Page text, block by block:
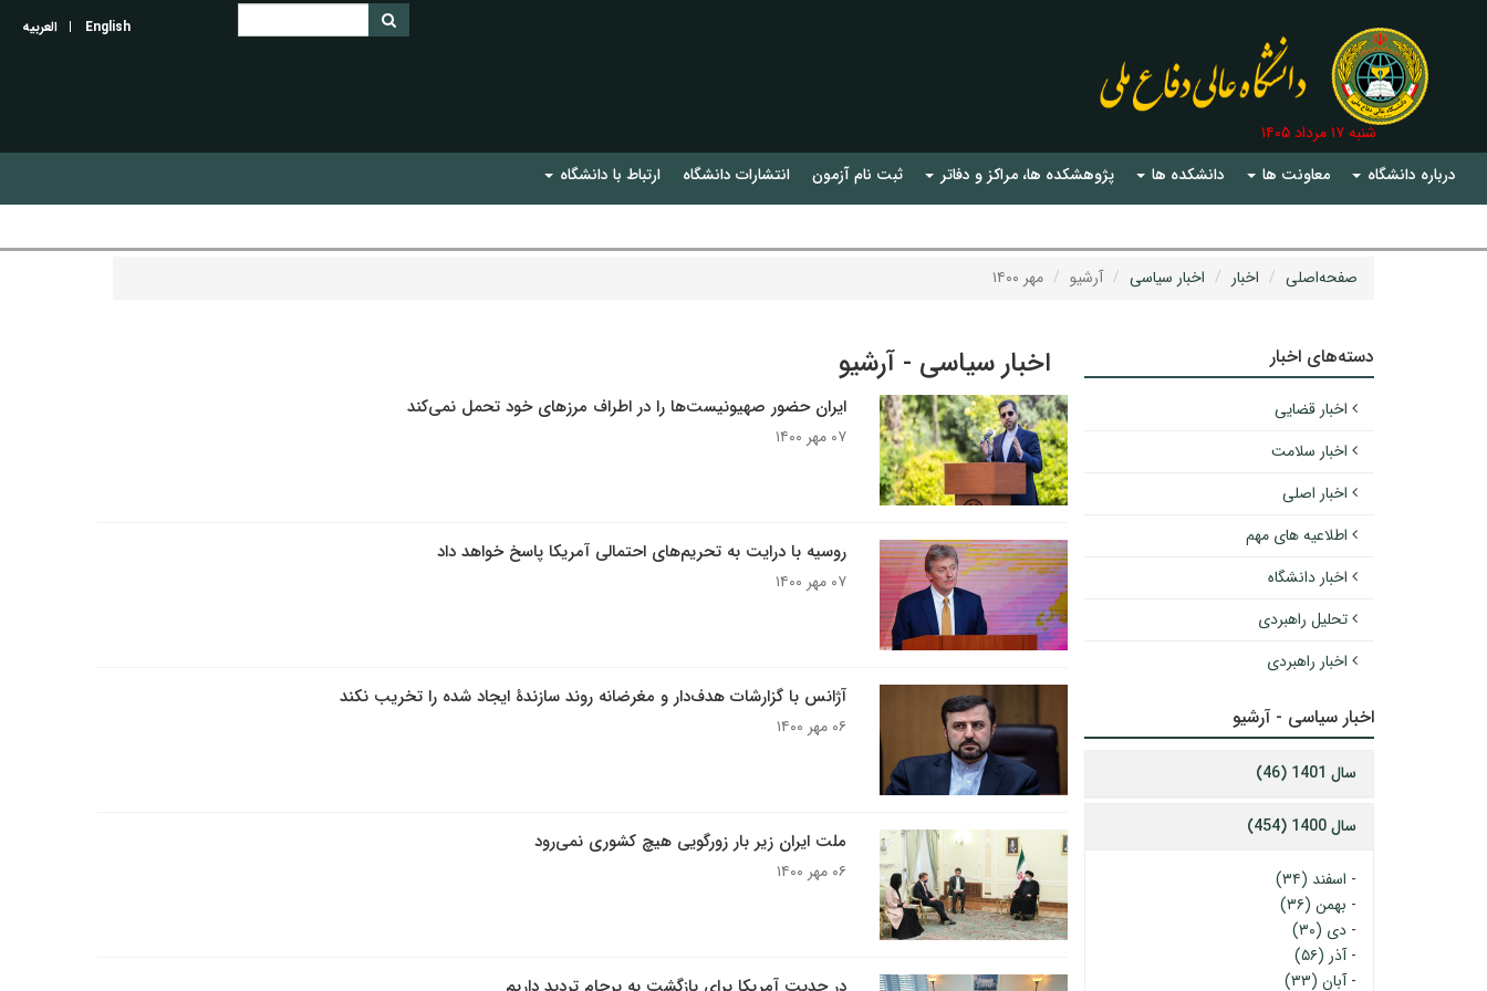
English العربیه
درباره دانشگاه معاونت ها دانشکده ها پژوهشکده ها، مراکز و دفاتر ثبت نام آزمون انتشارات دانشگاه ارتباط با دانشگاه
شنبه ۱۷ مرداد ۱۴۰۵
صفحه‌اصلی اخبار اخبار سیاسی آرشیو مهر ۱۴۰۰
اخبار سیاسی - آرشیو
ایران حضور صهیونیست‌ها را در اطراف مرزهای خود تحمل نمی‌کند
۰۷ مهر ۱۴۰۰
روسیه با درایت به تحریم‌های احتمالی آمریکا پاسخ خواهد داد
۰۷ مهر ۱۴۰۰
آژانس با گزارشات هدف‌دار و مغرضانه روند سازندۀ ایجاد شده را تخریب نکند
۰۶ مهر ۱۴۰۰
ملت ایران زیر بار زورگویی هیچ کشوری نمی‌رود
۰۶ مهر ۱۴۰۰
دسته‌های اخبار
اخبار قضایی
اخبار سلامت
اخبار اصلی
اطلاعیه های مهم
اخبار دانشگاه
تحلیل راهبردی
اخبار راهبردی
اخبار سیاسی - آرشیو
سال 1401 (46)
سال 1400 (454)
- اسفند (۳۴)
- بهمن (۳۶)
- دی (۳۰)
-آذر (۵۶)
-آبان (۳۳)